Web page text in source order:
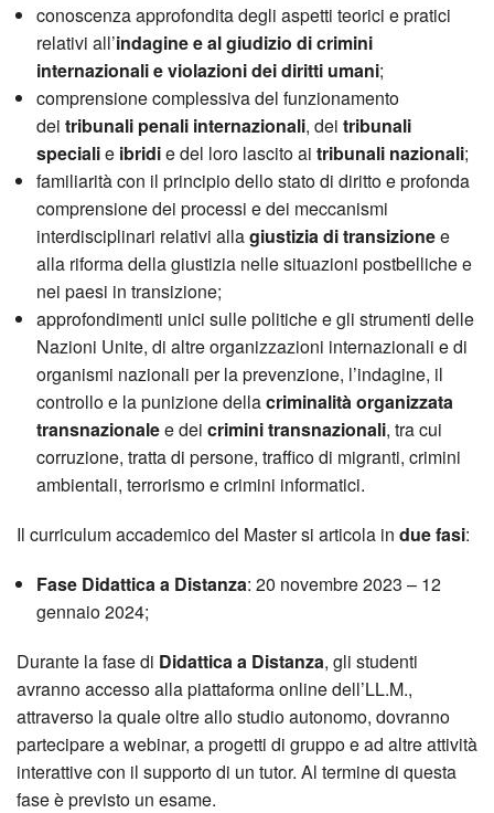
conoscenza approfondita degli aspetti teorici e pratici
relativi all’indagine e al giudizio di crimini
internazionali e violazioni dei diritti umani;
comprensione complessiva del funzionamento
dei tribunali penali internazionali, dei tribunali
specialie ibridie del loro lascito ai tribunali nazionali;
familiarità con il principio dello stato di diritto e profonda
comprensione dei processi e dei meccanismi
interdisciplinari relativi allagiustizia di transizionee
alla riforma della giustizia nelle situazioni postbelliche e
nei paesi in transizione;
approfondimenti unici sulle politiche e gli strumenti delle
Nazioni Unite, di altre organizzazioni internazionali e di
organismi nazionali per la prevenzione, l’indagine, il
controllo e la punizione dellacriminalità organizzata
transnazionalee dei crimini transnazionali, tra cui
corruzione, tratta di persone, traffico di migranti, crimini
ambientali, terrorismo e crimini informatici.
Il curriculum accademico del Master si articola in due fasi:
Fase Didattica a Distanza: 20 novembre 2023 – 12
gennaio 2024;
Durante la fase di Didattica a Distanza, gli studenti
avranno accesso alla piattaforma online dell’LL.M.,
attraverso la quale oltre allo studio autonomo, dovranno
partecipare a webinar, a progetti di gruppo e ad altre attività
interattive con il supporto di un tutor. Al termine di questa
fase è previsto un esame.